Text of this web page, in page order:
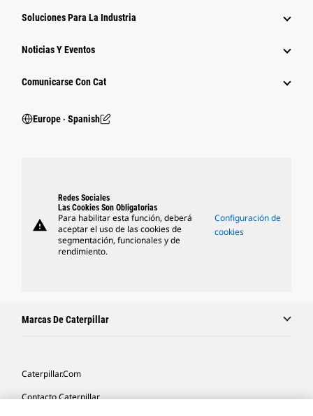
Soluciones Para La Industria
Noticias Y Eventos
Comunicarse Con Cat
Europe ‧ Spanish
warning
Redes Sociales
Las Cookies Son Obligatorias
Para habilitar esta función, deberá
aceptar el uso de las cookies de
segmentación, funcionales y de
rendimiento.
Configuración de
cookies
Marcas De Caterpillar
Caterpillar.com
Contacto Caterpillar